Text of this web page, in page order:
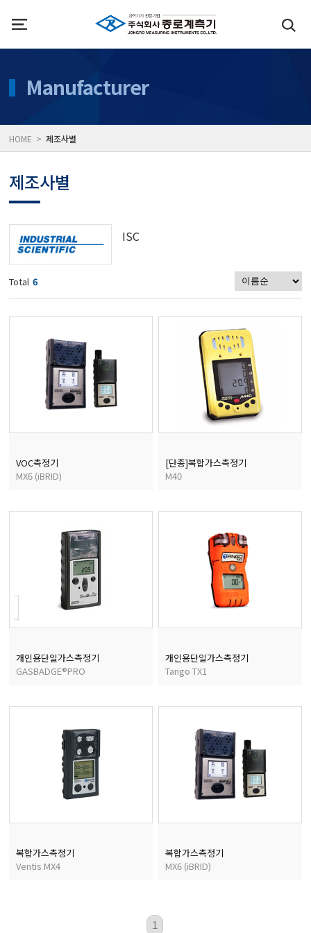
수분계/회전계/도막두께
현미경/확대경
색차계/광택계/조도계/
농업/임업/해양측정기
경도계/물리/물성측정기
진공계/차압계/진공펌프
균질기/원심분리기/초
이화학기기/교반기
열화상카메라
Manufacturer
HOME >제조사별
제조사별
ISC
Total 6
VOC측정기
MX6 (iBRID)
[단종]복합가스측정기
M40
개인용단일가스측정기
GASBADGE®PRO
개인용단일가스측정기
Tango TX1
복합가스측정기
Ventis MX4
복합가스측정기
MX6 (iBRID)
1